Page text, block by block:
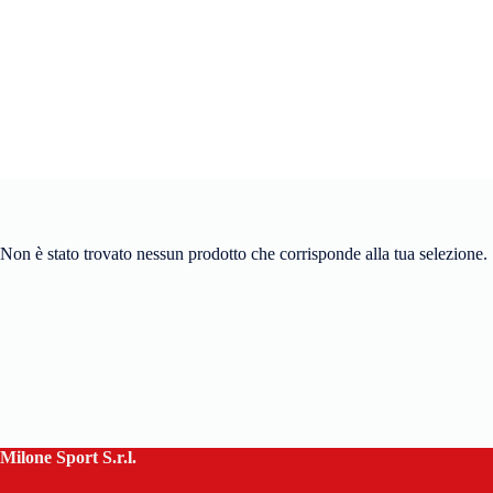
Non è stato trovato nessun prodotto che corrisponde alla tua selezione.
Milone Sport S.r.l.